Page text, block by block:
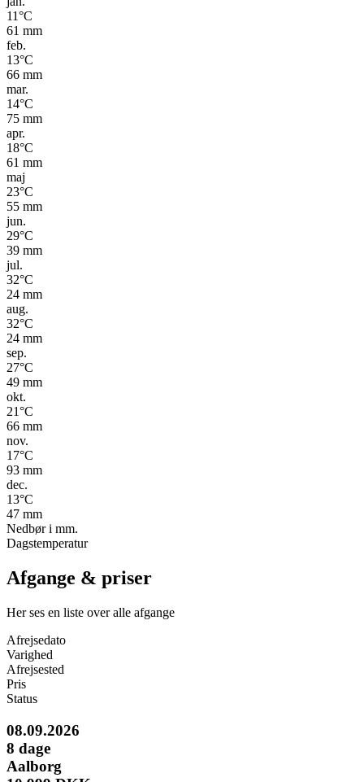
11°C
61 mm
feb.
13°C
66 mm
mar.
14°C
75 mm
apr.
18°C
61 mm
maj
23°C
55 mm
jun.
29°C
39 mm
jul.
32°C
24 mm
aug.
32°C
24 mm
sep.
27°C
49 mm
okt.
21°C
66 mm
nov.
17°C
93 mm
dec.
13°C
47 mm
Nedbør i mm.
Dagstemperatur
Afgange & priser
Her ses en liste over alle afgange
Afrejsedato
Varighed
Afrejsested
Pris
Status
08.09.2026
8 dage
Aalborg